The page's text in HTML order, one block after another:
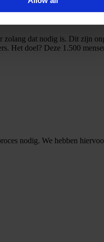
dat nodig is. Dit zijn
Het doel? Deze 1.500
nodig. We hebben